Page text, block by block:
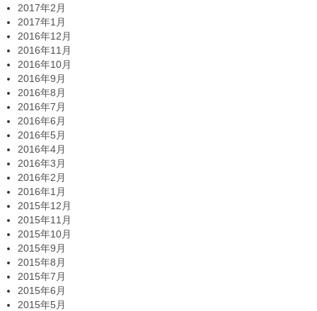
2017年2月
2017年1月
2016年12月
2016年11月
2016年10月
2016年9月
2016年8月
2016年7月
2016年6月
2016年5月
2016年4月
2016年3月
2016年2月
2016年1月
2015年12月
2015年11月
2015年10月
2015年9月
2015年8月
2015年7月
2015年6月
2015年5月